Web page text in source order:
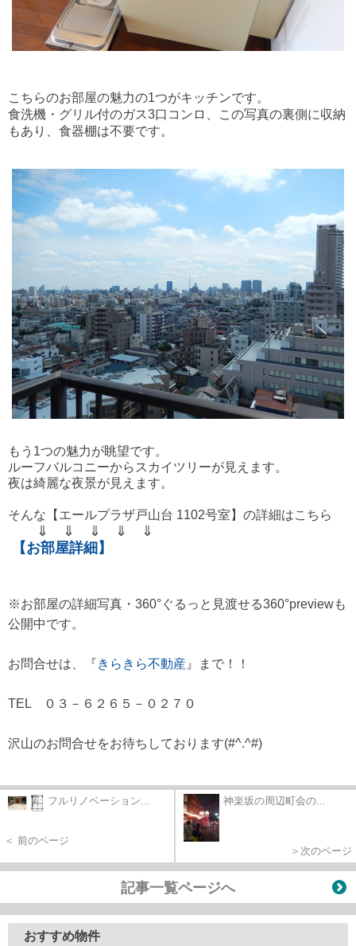
こちらのお部屋の魅力の1つがキッチンです。
食洗機・グリル付のガス3口コンロ、この写真の裏側に収納
もあり、食器棚は不要です。
もう1つの魅力が眺望です。
ルーフバルコニーからスカイツリーが見えます。
夜は綺麗な夜景が見えます。
そんな【エールプラザ戸山台 1102号室】の詳細はこちら
⇓ ⇓ ⇓ ⇓ ⇓
【お部屋詳細】
※お部屋の詳細写真・360°ぐるっと見渡せる360°previewも
公開中です。
お問合せは、『きらきら不動産 』まで！！
TEL ０３－６２６５－０２７０
沢山のお問合せをお待ちしております(#^.^#)
フルリノベーション...
＜ 前のページ
神楽坂の周辺町会の...
＞次のページ
記事一覧ページへ
おすすめ物件